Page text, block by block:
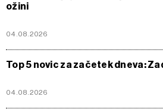
ožini
04.08.2026
Top 5 novic za začetek dneva:
04.08.2026